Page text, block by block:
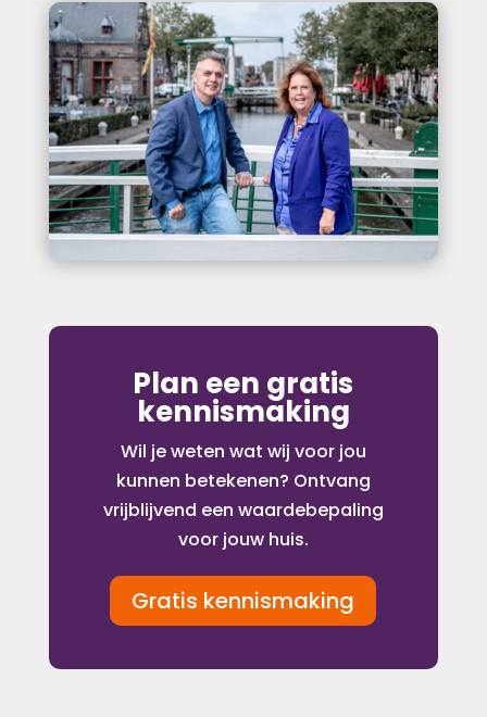
Plan een gratis
kennismaking
Wil je weten wat wij voor jou
kunnen betekenen? Ontvang
vrijblijvend een waardebepaling
voor jouw huis.
Gratis kennismaking